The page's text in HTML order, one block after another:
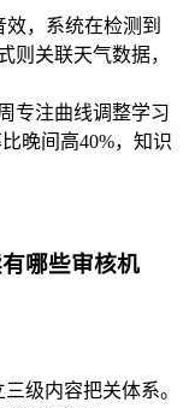
，系统在检测到
则关联天气数据，
专注曲线调整学习
晚间高40%，知识
哪些审核机
级内容把关体系。